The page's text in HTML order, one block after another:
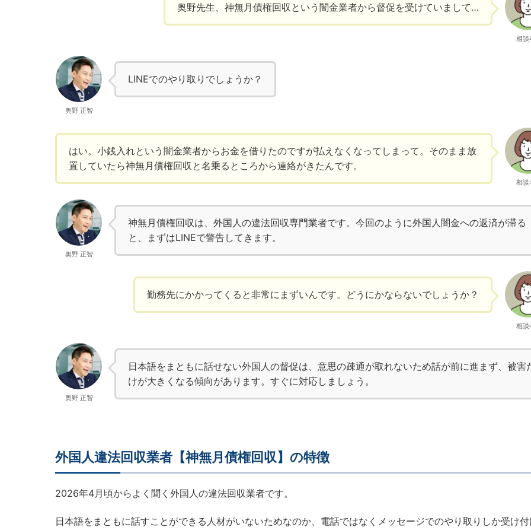
奥野先生、神無月債権回収という闇金業者から督促を受けていまして…
相談
奥野 正智
LINEでのやり取りでしょうか？
はい。小銭入れという闇金業者からお金を借りたのですが払えなくなってしまって。そのまま放
置していたら神無月債権回収と名乗るところから連絡がきたんです。
相談
奥野 正智
神無月債権回収は、外国人の違法回収専門業者です。今回のように外国人闇金への返済が滞る
と、まずはLINEで警告してきます。
勤務先にかかってくると非常にまずいんです。どうにかならないでしょうか？
相談
奥野 正智
日本語をまともに話せない外国人の督促は、意思の疎通が取れないため話が前に進まず、被害
けが大きくなる傾向があります。すぐに対応しましょう。
外国人違法回収業者【神無月債権回収】の特徴
2026年4月頃からよく聞く外国人の違法回収業者です。
日本語をまともに話すことができる人材がいないためなのか、電話ではなくメッセージでのやり取りしか受け